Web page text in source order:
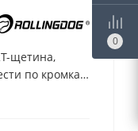
щетина,
по кромкам
лазурей и
0